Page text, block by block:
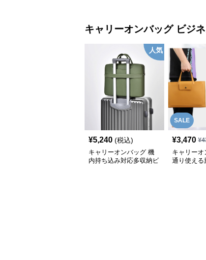
キャリーオンバッグ ビジ
人気
¥5,240 (税込)
キャリーオンバッグ 機
内持ち込み対応多収納ビ
SALE
¥3,470 ¥
キャリー
通り使える